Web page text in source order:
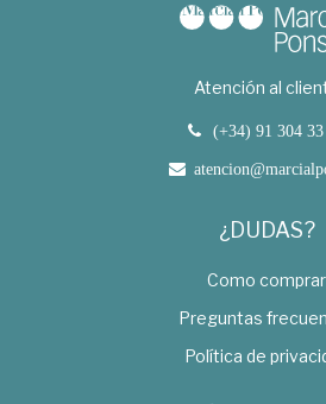
Atención al
(+34) 91 304
¿DUDAS?
Como comprar
Preguntas
Política de